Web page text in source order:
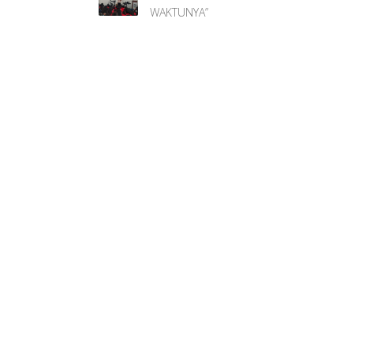
WAKTUNYA”